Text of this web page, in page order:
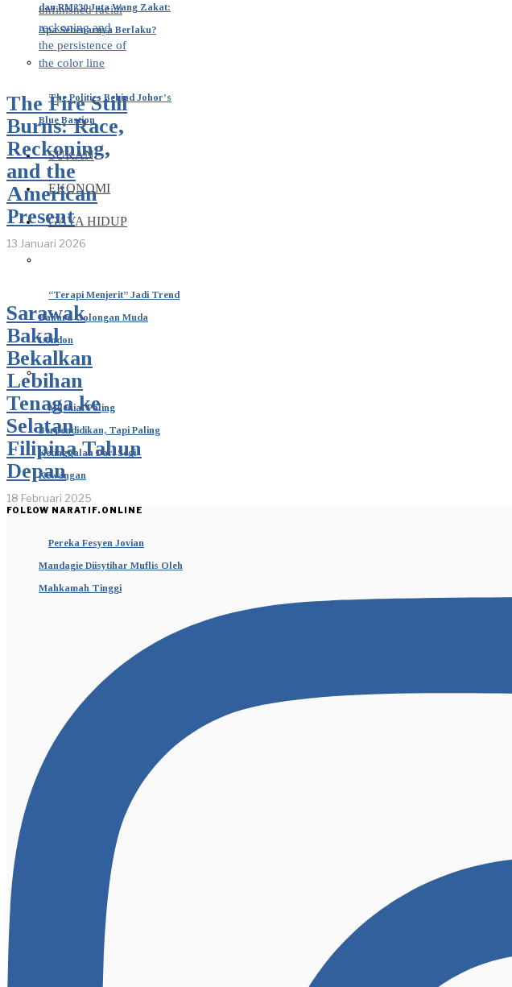
dan RM230 Juta Wang Zakat:
Apa Sebenarnya Berlaku?
The Politics Behind Johor’s
Blue Bastion
SUKAN
EKONOMI
GAYA HIDUP
“Terapi Menjerit” Jadi Trend
Baharu Golongan Muda
London
Milenial Paling
Berpendidikan, Tapi Paling
Ketinggalan Dari Segi
Kewangan
Pereka Fesyen Jovian
Mandagie Diisytihar Muflis Oleh
Mahkamah Tinggi
The Fire Still
Burns: Race,
Reckoning,
and the
American
Present
13 Januari 2026
Sarawak
Bakal
Bekalkan
Lebihan
Tenaga ke
Selatan
Filipina Tahun
Depan
18 Februari 2025
FOLLOW NARATIF.ONLINE